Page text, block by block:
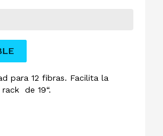
para 12 fibras. Facilita la
de 19“.